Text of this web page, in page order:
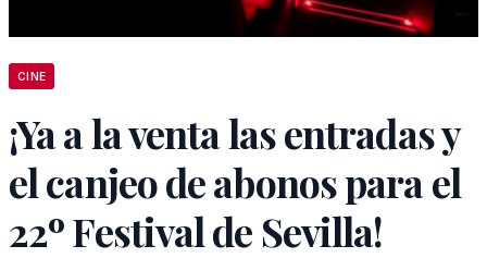
CINE
¡Ya a la venta las entradas y
el canjeo de abonos para el
22º Festival de Sevilla!